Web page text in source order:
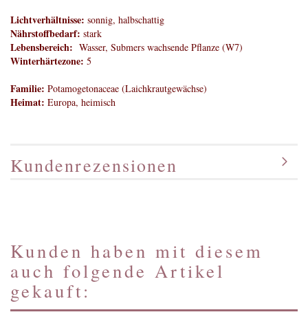
Lichtverhältnisse: sonnig, halbschattig
Nährstoffbedarf: stark
Lebensbereich: Wasser, Submers wachsende Pflanze (W7)
Winterhärtezone: 5
Familie: Potamogetonaceae (Laichkrautgewächse)
Heimat: Europa, heimisch
Kundenrezensionen
Kunden haben mit diesem
auch folgende Artikel
gekauft: